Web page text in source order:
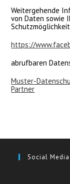
Weitergehende
von Daten sowie
https://
abrufbaren
Muster-
Partner
Social Media